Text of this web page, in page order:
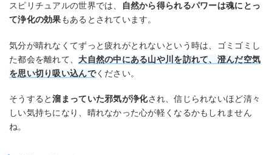
スピリチュアルの世界では、
自然から得られるパワーは魂にとっ
て浄化の効果もあるとされています。
気分が晴れなくてずっと疲れがとれないという時は、ゴミゴミし
た都会を離れて、 大自然の中にある山や川を訪れて、澄んだ空気
を思い切り吸い込んでください。
そうすると溜まっていた邪気が浄化され、信じられないほど清々
しい気持ちになり、晴れなかった心が軽くなるかもしれません
ね。